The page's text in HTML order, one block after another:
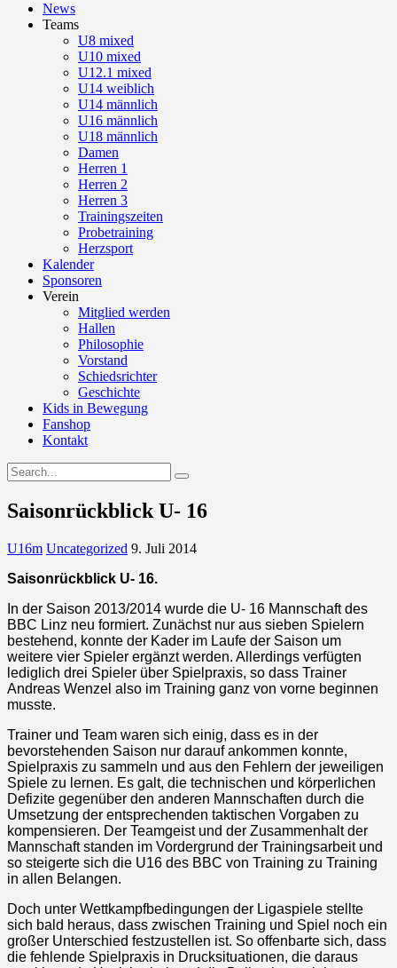
News
Teams
U8 mixed
U10 mixed
U12.1 mixed
U14 weiblich
U14 männlich
U16 männlich
U18 männlich
Damen
Herren 1
Herren 2
Herren 3
Trainingszeiten
Probetraining
Herzsport
Kalender
Sponsoren
Verein
Mitglied werden
Hallen
Philosophie
Vorstand
Schiedsrichter
Geschichte
Kids in Bewegung
Fanshop
Kontakt
Saisonrückblick U- 16
U16m Uncategorized 9. Juli 2014
Saisonrückblick U- 16.
In der Saison 2013/2014 wurde die U- 16 Mannschaft des
BBC Linz neu formiert. Zunächst nur aus sieben Spielern
bestehend, konnte der Kader im Laufe der Saison um
weitere vier Spieler ergänzt werden. Allerdings verfügten
lediglich drei Spieler über Spielpraxis, so dass Trainer
Andreas Wenzel also im Training ganz von vorne beginnen
musste.
Trainer und Team waren sich einig, dass es in der
bevorstehenden Saison nur darauf ankommen konnte,
Spielpraxis zu sammeln und aus den Fehlern der jeweiligen
Spiele zu lernen. Es galt, die technischen und körperlichen
Defizite gegenüber den anderen Mannschaften durch die
Umsetzung der entsprechenden taktischen Vorgaben zu
kompensieren. Der Teamgeist und der Zusammenhalt der
Mannschaft standen im Vordergrund der Trainingsarbeit und
so steigerte sich die U16 des BBC von Training zu Training
in allen Belangen.
Doch unter Wettkampfbedingungen der Ligaspiele stellte
sich bald heraus, dass zwischen Training und Spiel noch ein
großer Unterschied festzustellen ist. So offenbarte sich, dass
die fehlende Spielpraxis in Drucksituationen, die daraus